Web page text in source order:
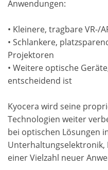
Anwendungen:
• Kleinere, tragbare VR-/
• Schlankere,
Projektoren
• Weitere optische
entscheidend ist
Kyocera wird seine
Technologien weiter
bei optischen Lösungen
einer Vielzahl neuer